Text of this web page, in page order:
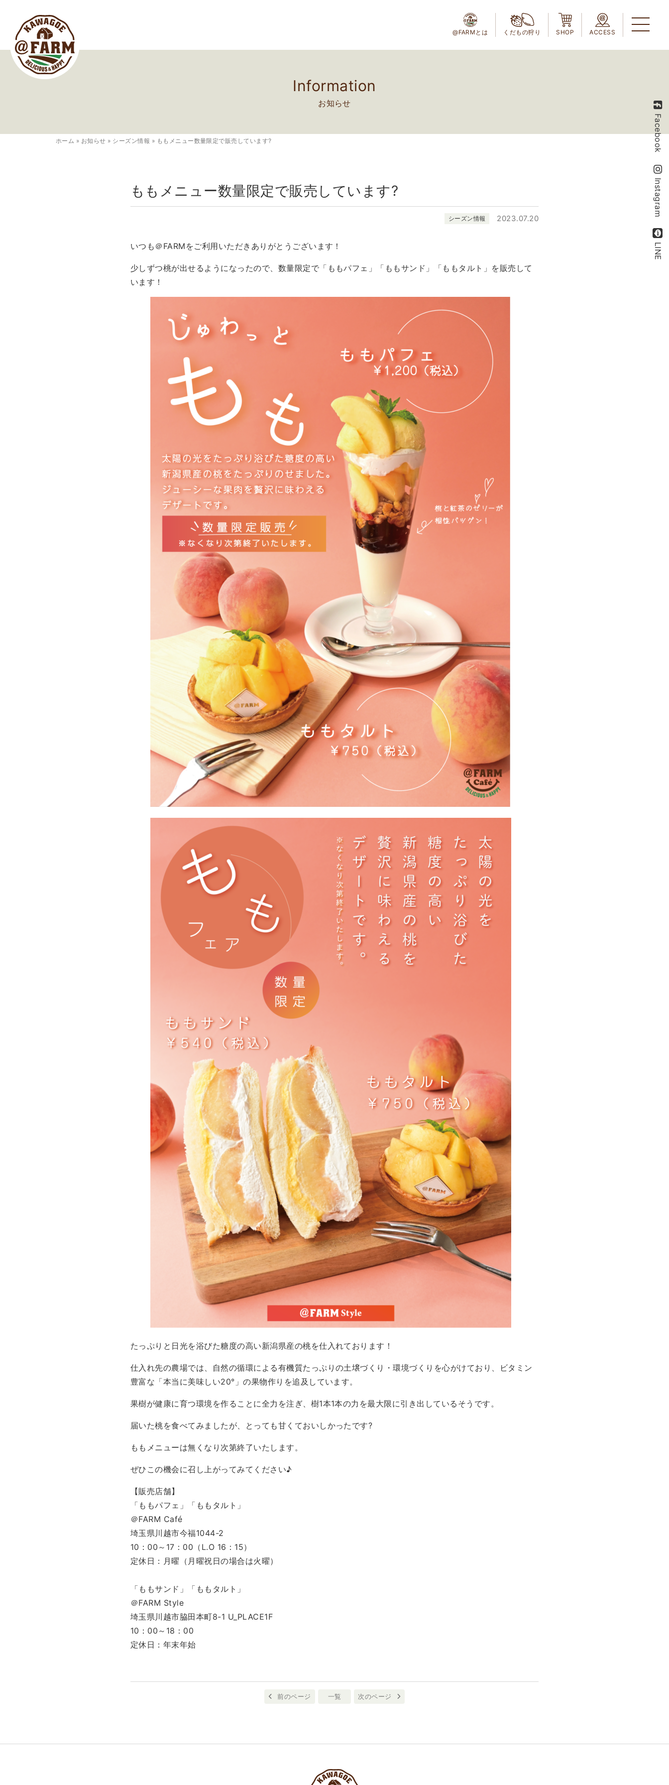
@FARMとは くだもの狩り SHOP ACCESS
Information
お知らせ
ホーム » お知らせ » シーズン情報 » ももメニュー数量限定で販売しています?
ももメニュー数量限定で販売しています?
シーズン情報 2023.07.20
いつも＠FARMをご利用いただきありがとうございます！
少しずつ桃が出せるようになったので、数量限定で「ももパフェ」「ももサンド」「ももタルト」を販売して
います！
たっぷりと日光を浴びた糖度の高い新潟県産の桃を仕入れております！
仕入れ先の農場では、自然の循環による有機質たっぷりの土壌づくり・環境づくりを心がけており、ビタミン
豊富な「本当に美味しい20°」の果物作りを追及しています。
果樹が健康に育つ環境を作ることに全力を注ぎ、樹1本1本の力を最大限に引き出しているそうです。
届いた桃を食べてみましたが、とっても甘くておいしかったです?
ももメニューは無くなり次第終了いたします。
ぜひこの機会に召し上がってみてください♪
【販売店舗】
「ももパフェ」「ももタルト」
＠FARM Café
埼玉県川越市今福1044-2
10：00～17：00（L.O 16：15）
定休日：月曜（月曜祝日の場合は火曜）
「ももサンド」「ももタルト」
＠FARM Style
埼玉県川越市脇田本町8-1 U_PLACE1F
10：00～18：00
定休日：年末年始
前のページ 一覧 次のページ
Facebook
Instagram
LINE